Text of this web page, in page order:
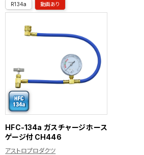
R134a 動画あり
HFC-134a ガスチャージホース
ゲージ付 CH446
アストロプロダクツ